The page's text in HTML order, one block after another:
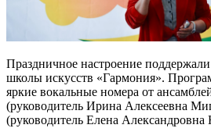
Праздничное настроение
школы искусств «Гармония».
яркие вокальные номера от
(руководитель Ирина Алексеевна
(руководитель Елена